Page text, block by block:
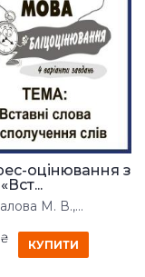
оцінювання з
М. В.,...
₴ КУПИТИ